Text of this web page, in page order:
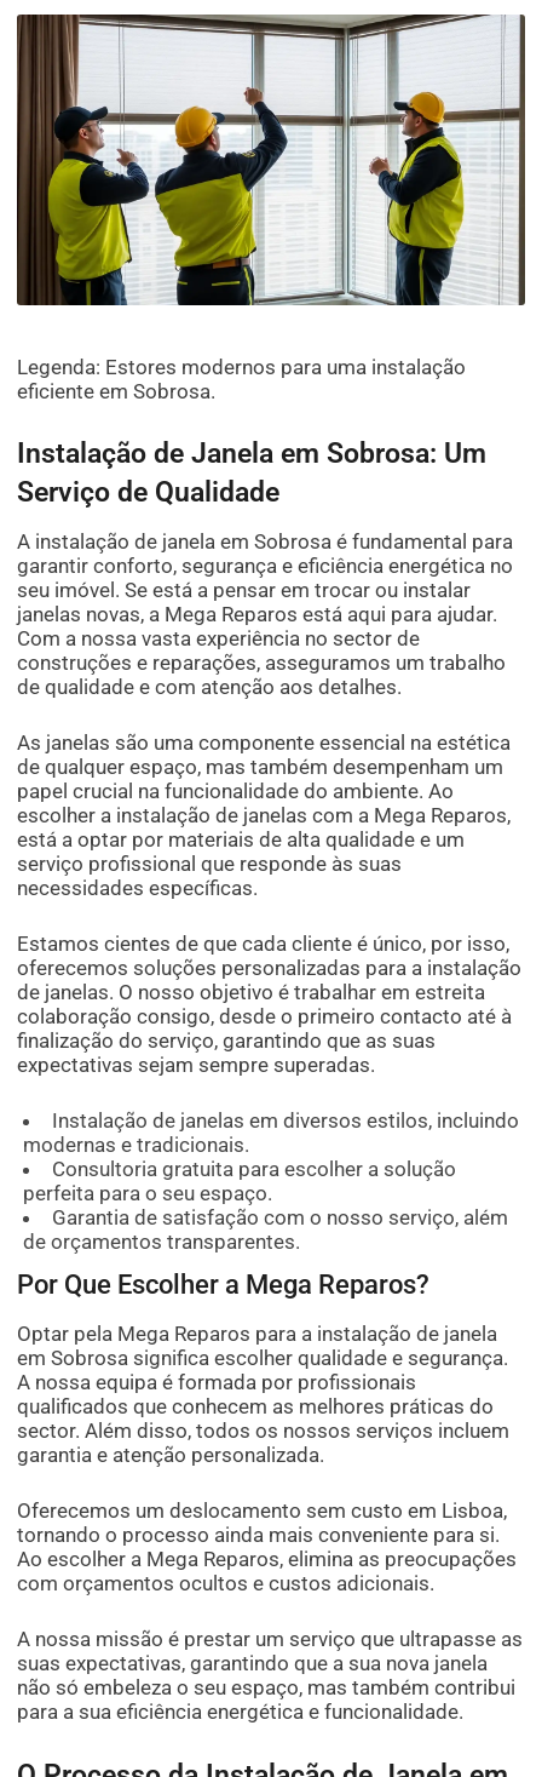
Legenda: Estores modernos para uma instalação
eficiente em Sobrosa.
Instalação de Janela em Sobrosa: Um
Serviço de Qualidade
A instalação de janela em Sobrosa é fundamental para
garantir conforto, segurança e eficiência energética no
seu imóvel. Se está a pensar em trocar ou instalar
janelas novas, a Mega Reparos está aqui para ajudar.
Com a nossa vasta experiência no sector de
construções e reparações, asseguramos um trabalho
de qualidade e com atenção aos detalhes.
As janelas são uma componente essencial na estética
de qualquer espaço, mas também desempenham um
papel crucial na funcionalidade do ambiente. Ao
escolher a instalação de janelas com a Mega Reparos,
está a optar por materiais de alta qualidade e um
serviço profissional que responde às suas
necessidades específicas.
Estamos cientes de que cada cliente é único, por isso,
oferecemos soluções personalizadas para a instalação
de janelas. O nosso objetivo é trabalhar em estreita
colaboração consigo, desde o primeiro contacto até à
finalização do serviço, garantindo que as suas
expectativas sejam sempre superadas.
Instalação de janelas em diversos estilos, incluindo
modernas e tradicionais.
Consultoria gratuita para escolher a solução
perfeita para o seu espaço.
Garantia de satisfação com o nosso serviço, além
de orçamentos transparentes.
Por Que Escolher a Mega Reparos?
Optar pela Mega Reparos para a instalação de janela
em Sobrosa significa escolher qualidade e segurança.
A nossa equipa é formada por profissionais
qualificados que conhecem as melhores práticas do
sector. Além disso, todos os nossos serviços incluem
garantia e atenção personalizada.
Oferecemos um deslocamento sem custo em Lisboa,
tornando o processo ainda mais conveniente para si.
Ao escolher a Mega Reparos, elimina as preocupações
com orçamentos ocultos e custos adicionais.
A nossa missão é prestar um serviço que ultrapasse as
suas expectativas, garantindo que a sua nova janela
não só embeleza o seu espaço, mas também contribui
para a sua eficiência energética e funcionalidade.